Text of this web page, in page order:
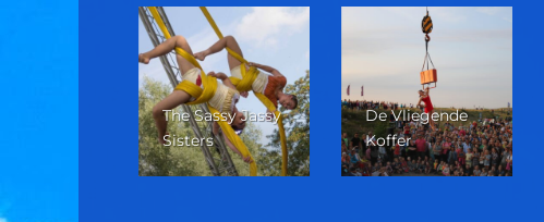
The Sassy Jassy
Sisters
De Vliegende
Koffer